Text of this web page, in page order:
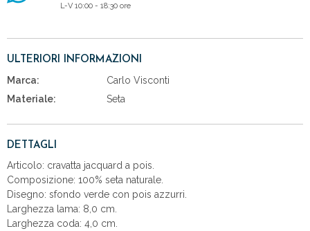
L-V 10:00 - 18:30 ore
ULTERIORI INFORMAZIONI
Marca:
Carlo Visconti
Materiale:
Seta
DETTAGLI
Articolo: cravatta jacquard a pois.
Composizione: 100% seta naturale.
Disegno: sfondo verde con pois azzurri.
Larghezza lama: 8,0 cm.
Larghezza coda: 4,0 cm.